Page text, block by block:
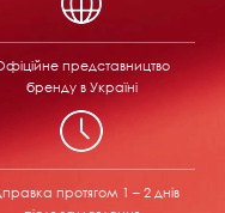
представництво
бренду в Україні
протягом 1 – 2 днів